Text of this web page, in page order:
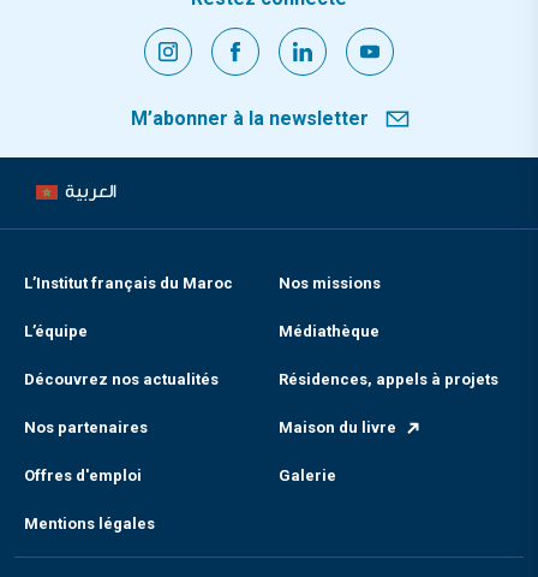
M’abonner à la newsletter
العربية
L’Institut français du Maroc Nos missions
L’équipe Médiathèque
Découvrez nos actualités Résidences, appels à projets
Nos partenaires Maison du livre
Offres d'emploi Galerie
Mentions légales